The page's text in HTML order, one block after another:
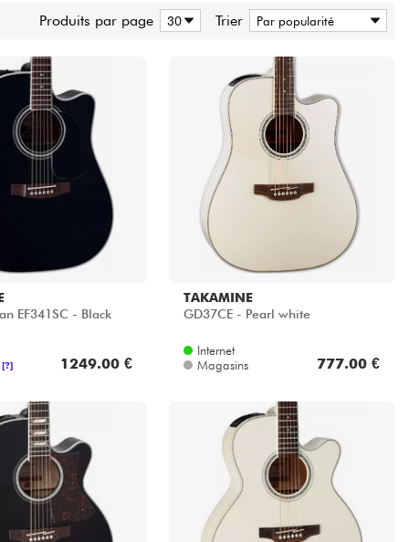
Produits par page Trier
EF341SC - Black
[?] 1249.00 €
TAKAMINE
GD37CE - Pearl white
Internet
Magasins
777.00 €